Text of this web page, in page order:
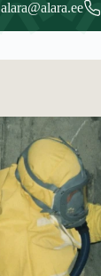
alara@alara.ee